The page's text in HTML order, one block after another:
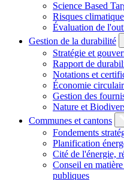
Science Based
Risques
Évaluation de
Gestion de la durabilité
Stratégie et
Rapport de
Notations et
Économie
Gestion des
Nature et
Communes et cantons
Fondements
Planification
Cité de l'énergie,
Conseil en
publiques